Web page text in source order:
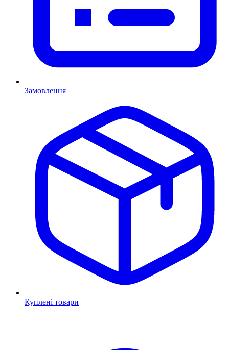
Замовлення
Куплені товари